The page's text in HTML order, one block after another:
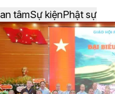
tâmSự kiệnPhật sự